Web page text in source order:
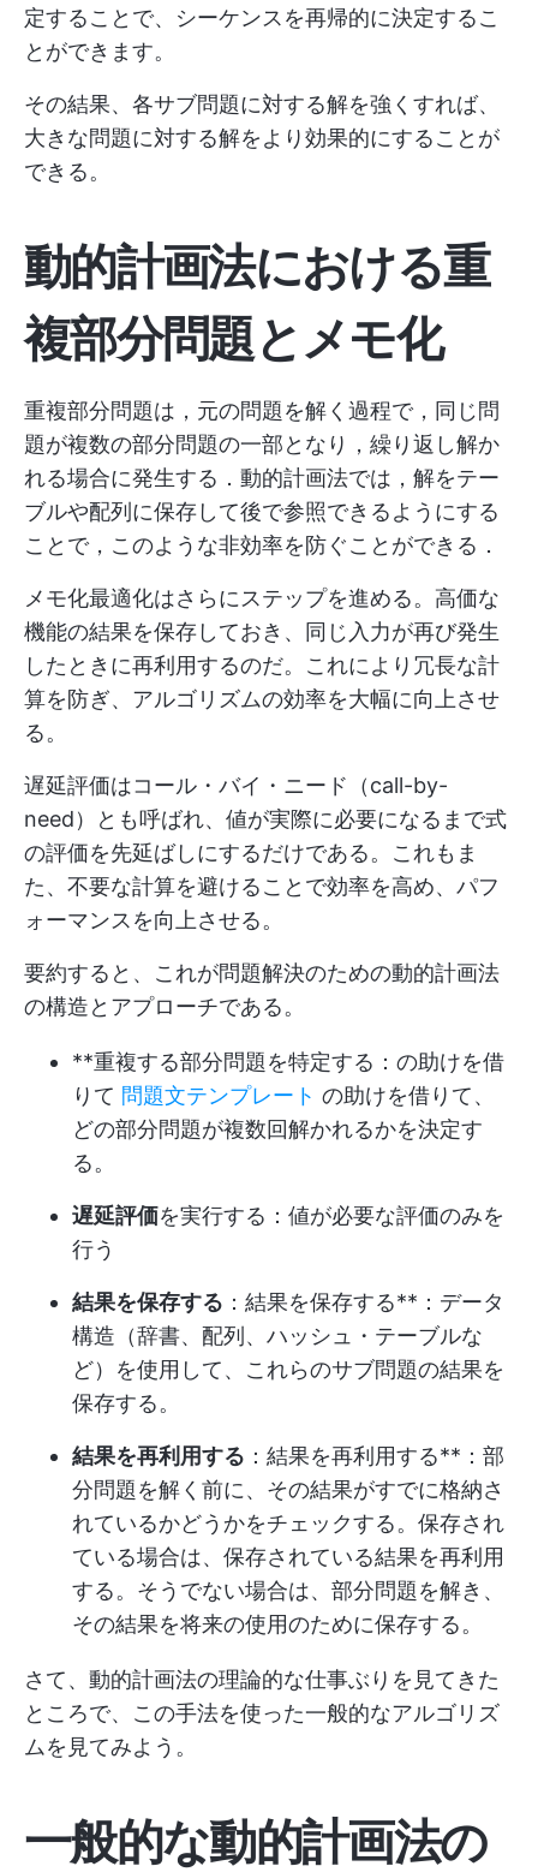
定することで、シーケンスを再帰的に決定するこ
とができます。
その結果、各サブ問題に対する解を強くすれば、
大きな問題に対する解をより効果的にすることが
できる。
動的計画法における重
複部分問題とメモ化
重複部分問題は，元の問題を解く過程で，同じ問
題が複数の部分問題の一部となり，繰り返し解か
れる場合に発生する．動的計画法では，解をテー
ブルや配列に保存して後で参照できるようにする
ことで，このような非効率を防ぐことができる．
メモ化最適化はさらにステップを進める。高価な
機能の結果を保存しておき、同じ入力が再び発生
したときに再利用するのだ。これにより冗長な計
算を防ぎ、アルゴリズムの効率を大幅に向上させ
る。
遅延評価はコール・バイ・ニード（call-by-
need）とも呼ばれ、値が実際に必要になるまで式
の評価を先延ばしにするだけである。これもま
た、不要な計算を避けることで効率を高め、パフ
ォーマンスを向上させる。
要約すると、これが問題解決のための動的計画法
の構造とアプローチである。
**重複する部分問題を特定する：の助けを借
りて 問題文テンプレート の助けを借りて、
どの部分問題が複数回解かれるかを決定す
る。
遅延評価を実行する：値が必要な評価のみを
行う
結果を保存する ：結果を保存する**：データ
構造（辞書、配列、ハッシュ・テーブルな
ど）を使用して、これらのサブ問題の結果を
保存する。
結果を再利用する ：結果を再利用する**：部
分問題を解く前に、その結果がすでに格納さ
れているかどうかをチェックする。保存され
ている場合は、保存されている結果を再利用
する。そうでない場合は、部分問題を解き、
その結果を将来の使用のために保存する。
さて、動的計画法の理論的な仕事ぶりを見てきた
ところで、この手法を使った一般的なアルゴリズ
ムを見てみよう。
一般的な動的計画法の